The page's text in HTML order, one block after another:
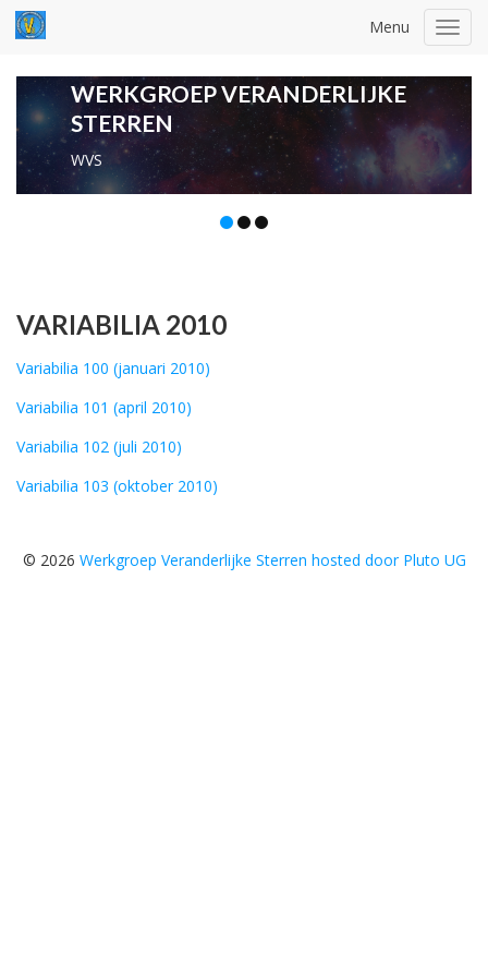
Menu
WERKGROEP VERANDERLIJKE
STERREN
WVS
VARIABILIA 2010
Variabilia 100 (januari 2010)
Variabilia 101 (april 2010)
Variabilia 102 (juli 2010)
Variabilia 103 (oktober 2010)
© 2026 Werkgroep Veranderlijke Sterren hosted door Pluto UG